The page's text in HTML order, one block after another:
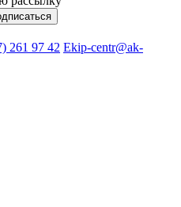
261 97 42 Ekip-centr@ak-